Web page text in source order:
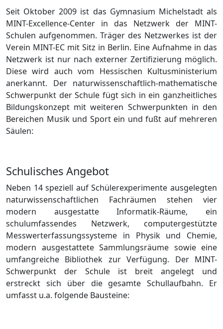
Seit Oktober 2009 ist das Gymnasium Michelstadt als
MINT-Excellence-Center in das Netzwerk der MINT-
Schulen aufgenommen. Träger des Netzwerkes ist der
Verein MINT-EC mit Sitz in Berlin. Eine Aufnahme in das
Netzwerk ist nur nach externer Zertifizierung möglich.
Diese wird auch vom Hessischen Kultusministerium
anerkannt. Der naturwissenschaftlich-mathematische
Schwerpunkt der Schule fügt sich in ein ganzheitliches
Bildungskonzept mit weiteren Schwerpunkten in den
Bereichen Musik und Sport ein und fußt auf mehreren
Säulen:
Schulisches Angebot
Neben 14 speziell auf Schülerexperimente ausgelegten
naturwissenschaftlichen Fachräumen stehen vier
modern ausgestatte Informatik-Räume, ein
schulumfassendes Netzwerk, computergestützte
Messwerterfassungssysteme in Physik und Chemie,
modern ausgestattete Sammlungsräume sowie eine
umfangreiche Bibliothek zur Verfügung. Der MINT-
Schwerpunkt der Schule ist breit angelegt und
erstreckt sich über die gesamte Schullaufbahn. Er
umfasst u.a. folgende Bausteine: